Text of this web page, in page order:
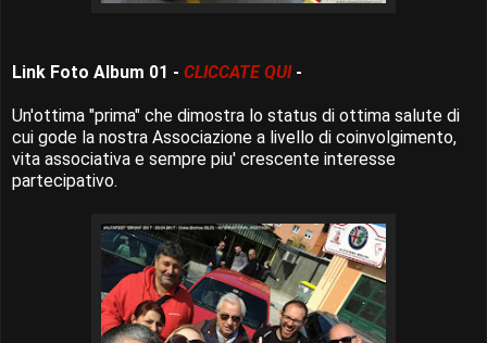
Link Foto Album 01 - CLICCATE QUI-
Un'ottima "prima" che dimostra lo status di ottima salute di
cui gode la nostra Associazione a livello di coinvolgimento,
vita associativa e sempre piu' crescente interesse
partecipativo.